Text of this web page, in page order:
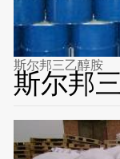
斯尔邦三乙醇胺
斯尔邦